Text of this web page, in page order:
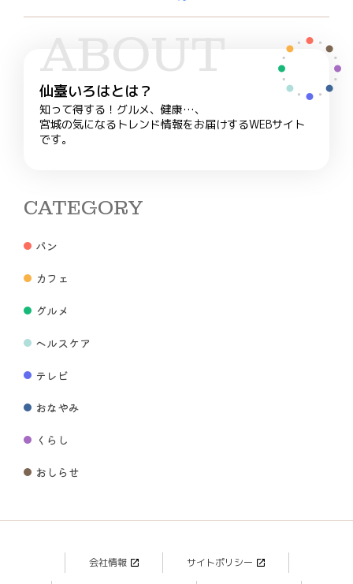
ABOUT
仙臺いろはとは？
知って得する！グルメ、健康…、
宮城の気になるトレンド情報をお届けするWEBサイト
です。
CATEGORY
パン
カフェ
グルメ
ヘルスケア
テレビ
おなやみ
くらし
おしらせ
会社情報 サイトポリシー